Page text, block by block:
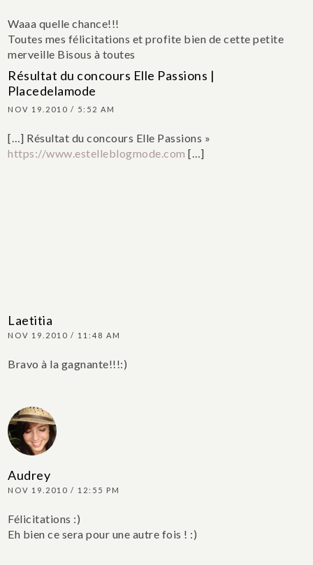
Waaa quelle chance!!!
Toutes mes félicitations et profite bien de cette petite
merveille Bisous à toutes
Résultat du concours Elle Passions |
Placedelamode
NOV 19.2010 / 5:52 AM
[…] Résultat du concours Elle Passions »
https://www.estelleblogmode.com […]
Laetitia
NOV 19.2010 / 11:48 AM
Bravo à la gagnante!!!:)
Audrey
NOV 19.2010 / 12:55 PM
Félicitations :)
Eh bien ce sera pour une autre fois ! :)